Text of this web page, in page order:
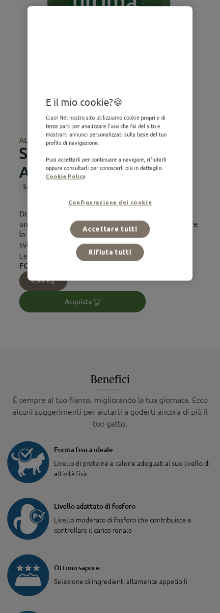
ALIMENTO SECCO
Sterilizzati Senior
AgeVital+10 con Pollo
Senior
Dopo i 10 anni di vita è importante offrire
un'alimentazione adeguata che li aiuti a mantenere
la loro vitalità. I nostri veterinari nutrizionisti
sviluppano una ricetta ...
Leggi di più
FORMATI DISPONIBILI:
0,44 Kg
Acquista
Benefici
È sempre al tuo fianco, migliorando la tua giornata. Ecco
alcuni suggerimenti per aiutarti a goderti ancora di più il
tuo gatto.
Forma fisica ideale
Livello di proteine e calorie adeguati al suo livello di
attività fisic
Livello adattato di fosforo
Livello moderato di fosforo che contribuisce a
controllare il carico renale
Ottimo sapore
Selezione di ingredienti altamente appetibili
E il mio cookie?
Ciao! Nel nostro sito utilizziamo cookie propri e di
terze parti per analizzare l'uso che fai del sito e
mostrarti annunci personalizzati sulla base del tuo
profilo di navigazione.
Puoi accettarli per continuare a navigare, rifiutarli
oppure consultarli per conoscerli più in dettaglio.
Cookie Policy
Configurazione dei cookie
Rifiuta tutti
Accettare tutti